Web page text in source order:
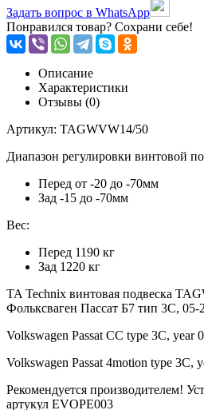
Задать вопрос в WhatsApp
Понравился товар? Сохрани себе!
Описание
Характеристики
Отзывы (0)
Артикул: TAGWVW14/50
Диапазон регулировки винтовой
Перед от -20 до -70мм
Зад -15 до -70мм
Вес:
Перед 1190 кг
Зад 1220 кг
TA Technix винтовая подвеска
Фольксваген Пассат Б7 тип 3С, 05-
Volkswagen Passat CC type 3C, year
Volkswagen Passat 4motion type 3C,
Рекомендуется производителем!
артукул EVOPE003